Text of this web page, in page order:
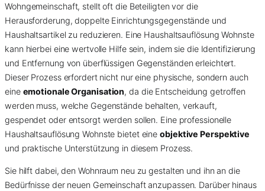
Wohngemeinschaft, stellt oft die Beteiligten vor die
Herausforderung, doppelte Einrichtungsgegenstände und
Haushaltsartikel zu reduzieren. Eine Haushaltsauflösung Wohnste
kann hierbei eine wertvolle Hilfe sein, indem sie die Identifizierung
und Entfernung von überflüssigen Gegenständen erleichtert.
Dieser Prozess erfordert nicht nur eine physische, sondern auch
eine emotionale Organisation, da die Entscheidung getroffen
werden muss, welche Gegenstände behalten, verkauft,
gespendet oder entsorgt werden sollen. Eine professionelle
Haushaltsauflösung Wohnste bietet eineobjektive Perspektive
und praktische Unterstützung in diesem Prozess.
Sie hilft dabei, den Wohnraum neu zu gestalten und ihn an die
Bedürfnisse der neuen Gemeinschaft anzupassen. Darüber hinaus